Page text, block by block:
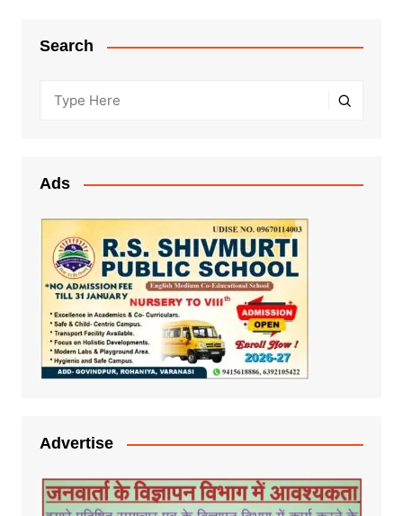
Search
Ads
Advertise